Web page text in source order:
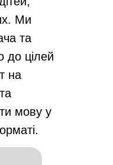
Ми
та
до цілей
на
мову у